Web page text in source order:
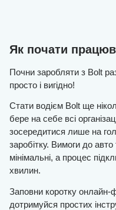
Як почати
Почни заробляти з Bolt
просто і вигідно!
Стати водієм Bolt ще
бере на себе всі
зосередитися лише на
заробітку. Вимоги до
мінімальні, а процес
хвилин.
Заповни коротку
дотримуйся простих